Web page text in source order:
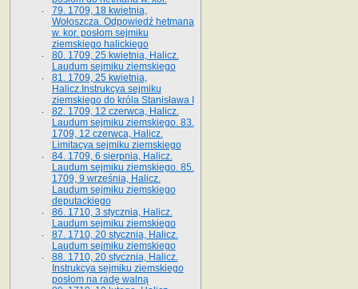
79. 1709, 18 kwietnia,
Wołoszcza. Odpowiedź hetmana
w. kor. posłom sejmiku
ziemskiego halickiego
80. 1709, 25 kwietnia, Halicz.
Laudum sejmiku ziemskiego
81. 1709, 25 kwietnia,
Halicz.Instrukcya sejmiku
ziemskiego do króla Stanisława I
82. 1709, 12 czerwca, Halicz.
Laudum sejmiku ziemskiego. 83.
1709, 12 czerwca, Halicz.
Limitacya sejmiku ziemskiego
84. 1709, 6 sierpnia, Halicz.
Laudum sejmiku ziemskiego. 85.
1709, 9 września, Halicz.
Laudum sejmiku ziemskiego
deputackiego
86. 1710, 3 stycznia, Halicz.
Laudum sejmiku ziemskiego
87. 1710, 20 stycznia, Halicz.
Laudum sejmiku ziemskiego
88. 1710, 20 stycznia, Halicz.
Instrukcya sejmiku ziemskiego
posłom na radę walną